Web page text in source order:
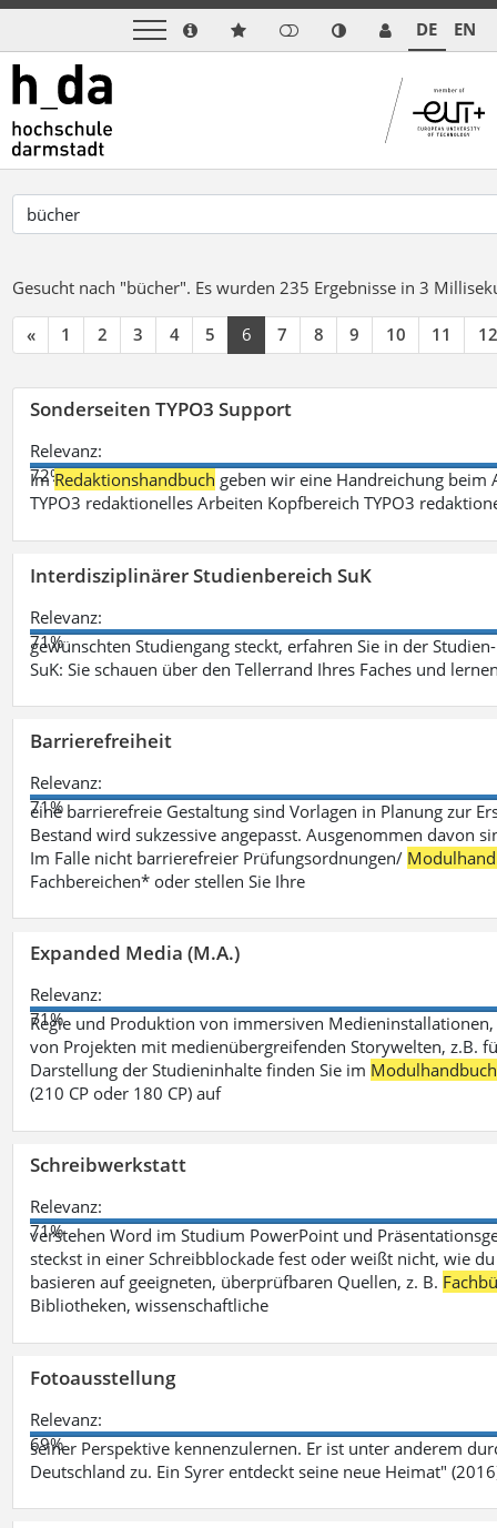
DE EN
Gesucht nach "bücher". Es wurden 235 Ergebnisse in 3
« 1 2 3 4 5 6 7 8 9 10 11 12
Sonderseiten TYPO3 Support
Relevanz:
72%
ImRedaktionshandbuch geben wir eine Handreichung beim
TYPO3 redaktionelles Arbeiten Kopfbereich TYPO3
Interdisziplinärer Studienbereich SuK
Relevanz:
71%
gewünschten Studiengang steckt, erfahren Sie in der
SuK: Sie schauen über den Tellerrand Ihres Faches und
Barrierefreiheit
Relevanz:
71%
eine barrierefreie Gestaltung sind Vorlagen in Planung zur
Bestand wird sukzessive angepasst. Ausgenommen davon
Im Falle nicht barrierefreier Prüfungsordnungen/
Fachbereichen* oder stellen Sie Ihre
Expanded Media (M.A.)
Relevanz:
71%
Regie und Produktion von immersiven
von Projekten mit medienübergreifenden Storywelten, z.B.
Darstellung der Studieninhalte finden Sie im Modulhandbuch
(210 CP oder 180 CP) auf
Schreibwerkstatt
Relevanz:
71%
verstehen Word im Studium PowerPoint und
steckst in einer Schreibblockade fest oder weißt nicht, wie
basieren auf geeigneten, überprüfbaren Quellen, z. B.
Bibliotheken, wissenschaftliche
Fotoausstellung
Relevanz:
69%
seiner Perspektive kennenzulernen. Er ist unter anderem
Deutschland zu. Ein Syrer entdeckt seine neue Heimat"